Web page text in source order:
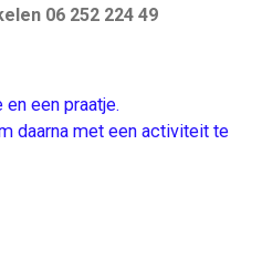
06 252 224 49
een praatje.
daarna met een activiteit te